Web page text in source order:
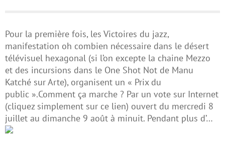
Pour la première fois, les Victoires du jazz,
manifestation oh combien nécessaire dans le désert
télévisuel hexagonal (si l’on excepte la chaine Mezzo
et des incursions dans le One Shot Not de Manu
Katché sur Arte), organisent un « Prix du
public ».Comment ça marche ? Par un vote sur Internet
(cliquez simplement sur ce lien) ouvert du mercredi 8
juillet au dimanche 9 août à minuit. Pendant plus d’…